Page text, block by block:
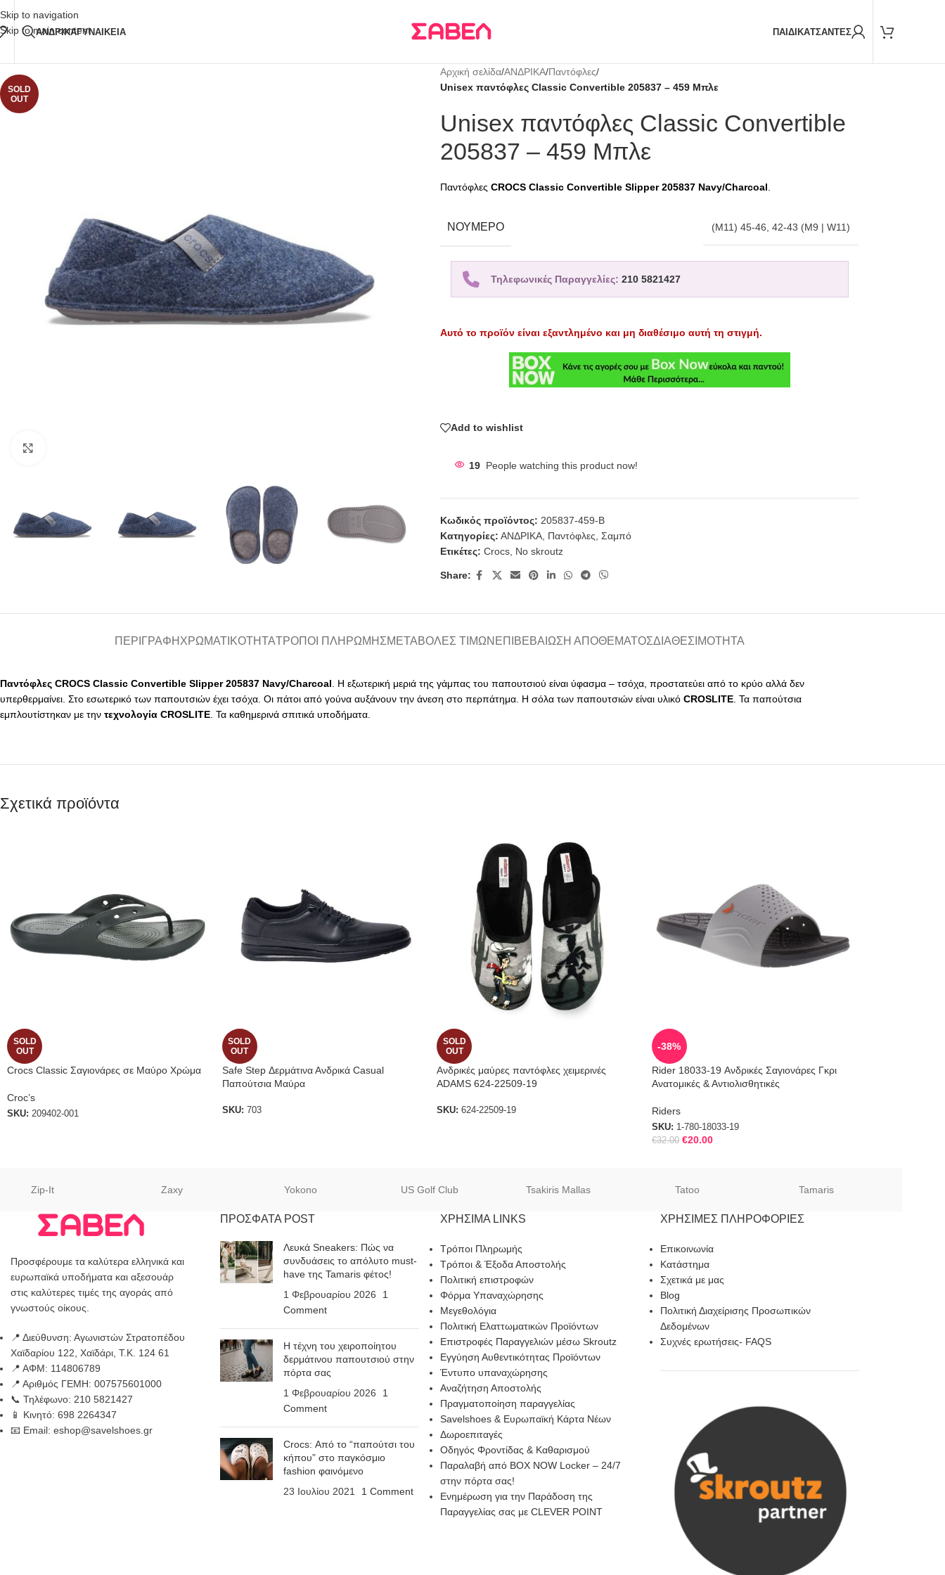
Skip to navigation
Skip to main content
Δωρεάν Μεταφορικά
ΑΝΔΡΙΚΑΓΥΝΑΙΚΕΙΑ ΠΑΙΔΙΚΑΤΣΑΝΤΕΣ
SOLD
OUT
Αρχική σελίδα/ΑΝΔΡΙΚΑ/Παντόφλες/
Unisex παντόφλες Classic Convertible 205837 – 459 Μπλε
Unisex παντόφλες Classic Convertible
205837 – 459 Μπλε
Παντόφλες CROCS Classic Convertible Slipper 205837 Navy/Charcoal
ΝΟΎΜΕΡΟ (M11) 45-46 42-43 (M9 | W11)
Τηλεφωνικές Παραγγελίες: 210 5821427
Αυτό το προϊόν είναι εξαντλημένο και μη διαθέσιμο αυτή τη στιγμή.
Add to wishlist
19 People watching this product now!
Κωδικός προϊόντος: 205837-459-B
Κατηγορίες: ΑΝΔΡΙΚΑ, Παντόφλες Σαμπό
Ετικέτες: Crocs, No skroutz
Share:
ΠΕΡΙΓΡΑΦΉ ΧΡΩΜΑΤΙΚΌΤΗΤΑΤΡΌΠΟΙ ΠΛΗΡΩΜΉΣΜΕΤΑΒΟΛΈΣ ΤΙΜΏΝ ΕΠΙΒΕΒΑΊΩΣΗ ΑΠΟΘΈΜΑΤΟΣΔΙΑΘΕΣΙΜΌΤΗΤΑ
Παντόφλες CROCS Classic Convertible Slipper 205837 Navy/Charcoal . Η εξωτερική μεριά της γάμπας του παπουτσιού είναι ύφασμα – τσόχα, προστατεύει από το κρύο αλλά δεν
υπερθερμαίνει. Στο εσωτερικό των παπουτσιών έχει τσόχα. Οι πάτοι από γούνα αυξάνουν την άνεση στο περπάτημα. Η σόλα των παπουτσιών είναι υλικό CROSLITE . Τα παπούτσια
εμπλουτίστηκαν με την τεχνολογία CROSLITE . Τα καθημερινά σπιτικά υποδήματα.
Σχετικά προϊόντα
SOLD
OUT
Crocs Classic Σαγιονάρες σε Μαύρο Χρώμα
Croc’s
SKU: 209402-001
SOLD
OUT
Safe Step Δερμάτινα Ανδρικά Casual
Παπούτσια Μαύρα
SKU: 703
SOLD
OUT
Ανδρικές μαύρες παντόφλες χειμερινές
ADAMS 624-22509-19
SKU: 624-22509-19
-38%
Rider 18033-19 Ανδρικές Σαγιονάρες Γκρι
Ανατομικές & Αντιολισθητικές
Riders
SKU: 1-780-18033-19
€32.00 €20.00
Zip-It Zaxy Yokono US Golf Club Tsakiris Mallas Tatoo Tamaris
Προσφέρουμε τα καλύτερα ελληνικά και
ευρωπαϊκά υποδήματα και αξεσουάρ
στις καλύτερες τιμές της αγοράς από
γνωστούς οίκους.
📍 Διεύθυνση: Αγωνιστών Στρατοπέδου
Χαϊδαρίου 122, Χαϊδάρι, Τ.Κ. 124 61
📍 ΑΦΜ: 114806789
📍 Αριθμός ΓΕΜΗ: 007575601000
📞 Τηλέφωνο: 210 5821427
📱 Κινητό: 698 2264347
📧 Email: eshop@savelshoes.gr
ΠΡΟΣΦΑΤΑ POST
Λευκά Sneakers: Πώς να
συνδυάσεις το απόλυτο must-
have της Tamaris φέτος!
1 Φεβρουαρίου 2026
1
Comment
Η τέχνη του χειροποίητου
δερμάτινου παπουτσιού στην
πόρτα σας
1 Φεβρουαρίου 2026
1
Comment
Crocs: Από το “παπούτσι του
κήπου” στο παγκόσμιο
fashion φαινόμενο
23 Ιουλίου 2021
1 Comment
ΧΡΗΣΙΜΑ LINKS
Τρόποι Πληρωμής
Τρόποι & Έξοδα Αποστολής
Πολιτική επιστροφών
Φόρμα Υπαναχώρησης
Μεγεθολόγια
Πολιτική Ελαττωματικών Προϊόντων
Επιστροφές Παραγγελιών μέσω Skroutz
Εγγύηση Αυθεντικότητας Προϊόντων
Έντυπο υπαναχώρησης
Αναζήτηση Αποστολής
Πραγματοποίηση παραγγελίας
Savelshoes & Ευρωπαϊκή Κάρτα Νέων
Δωροεπιταγές
Οδηγός Φροντίδας & Καθαρισμού
Παραλαβή από BOX NOW Locker – 24/7
στην πόρτα σας!
Ενημέρωση για την Παράδοση της
Παραγγελίας σας με CLEVER POINT
ΧΡΉΣΙΜΕΣ ΠΛΗΡΟΦΟΡΊΕΣ
Επικοινωνία
Κατάστημα
Σχετικά με μας
Blog
Πολιτική Διαχείρισης Προσωπικών
Δεδομένων
Συχνές ερωτήσεις- FAQS